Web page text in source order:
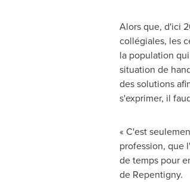
Alors que, d'ici
collégiales, les
la population
situation de
des solutions
s'exprimer, il
« C'est
profession, que
de temps pour
de Repentigny.